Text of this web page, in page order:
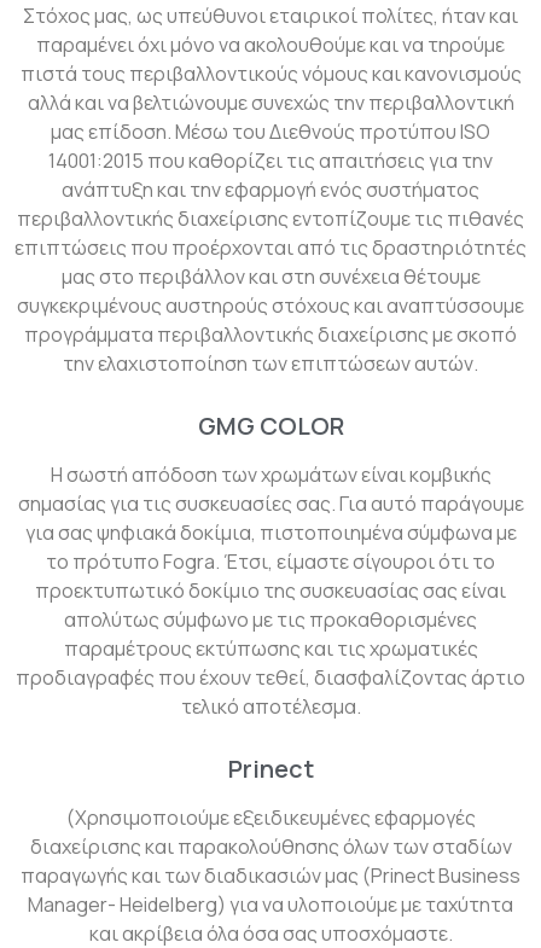
Στόχος μας, ως υπεύθυνοι εταιρικοί πολίτες, ήταν και
παραμένει όχι μόνο να ακολουθούμε και να τηρούμε
πιστά τους περιβαλλοντικούς νόμους και κανονισμούς
αλλά και να βελτιώνουμε συνεχώς την περιβαλλοντική
μας επίδοση. Μέσω του Διεθνούς προτύπου ISO
14001:2015 που καθορίζει τις απαιτήσεις για την
ανάπτυξη και την εφαρμογή ενός συστήματος
περιβαλλοντικής διαχείρισης εντοπίζουμε τις πιθανές
επιπτώσεις που προέρχονται από τις δραστηριότητές
μας στο περιβάλλον και στη συνέχεια θέτουμε
συγκεκριμένους αυστηρούς στόχους και αναπτύσσουμε
προγράμματα περιβαλλοντικής διαχείρισης με σκοπό
την ελαχιστοποίηση των επιπτώσεων αυτών.
GMG COLOR
Η σωστή απόδοση των χρωμάτων είναι κομβικής
σημασίας για τις συσκευασίες σας. Για αυτό παράγουμε
για σας ψηφιακά δοκίμια, πιστοποιημένα σύμφωνα με
το πρότυπο Fogra. Έτσι, είμαστε σίγουροι ότι το
προεκτυπωτικό δοκίμιο της συσκευασίας σας είναι
απολύτως σύμφωνο με τις προκαθορισμένες
παραμέτρους εκτύπωσης και τις χρωματικές
προδιαγραφές που έχουν τεθεί, διασφαλίζοντας άρτιο
τελικό αποτέλεσμα.
Prinect
(Xρησιμοποιούμε εξειδικευμένες εφαρμογές
διαχείρισης και παρακολούθησης όλων των σταδίων
παραγωγής και των διαδικασιών μας (Prinect Business
Manager- Heidelberg) για να υλοποιούμε με ταχύτητα
και ακρίβεια όλα όσα σας υποσχόμαστε.